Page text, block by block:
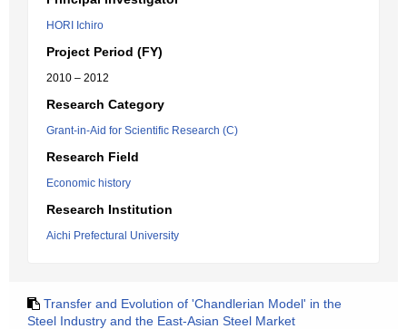
HORI Ichiro
Project Period (FY)
2010 – 2012
Research Category
Grant-in-Aid for Scientific Research (C)
Research Field
Economic history
Research Institution
Aichi Prefectural University
Transfer and Evolution of 'Chandlerian Model' in the
Steel Industry and the East-Asian Steel Market